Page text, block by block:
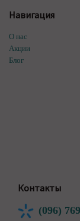
Навигация
О нас
Акции
Блог
Контакты
(096)